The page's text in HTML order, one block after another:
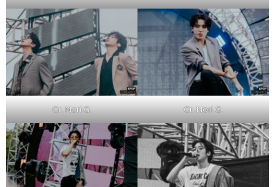
Cr. Nori G. Cr. Nori G.